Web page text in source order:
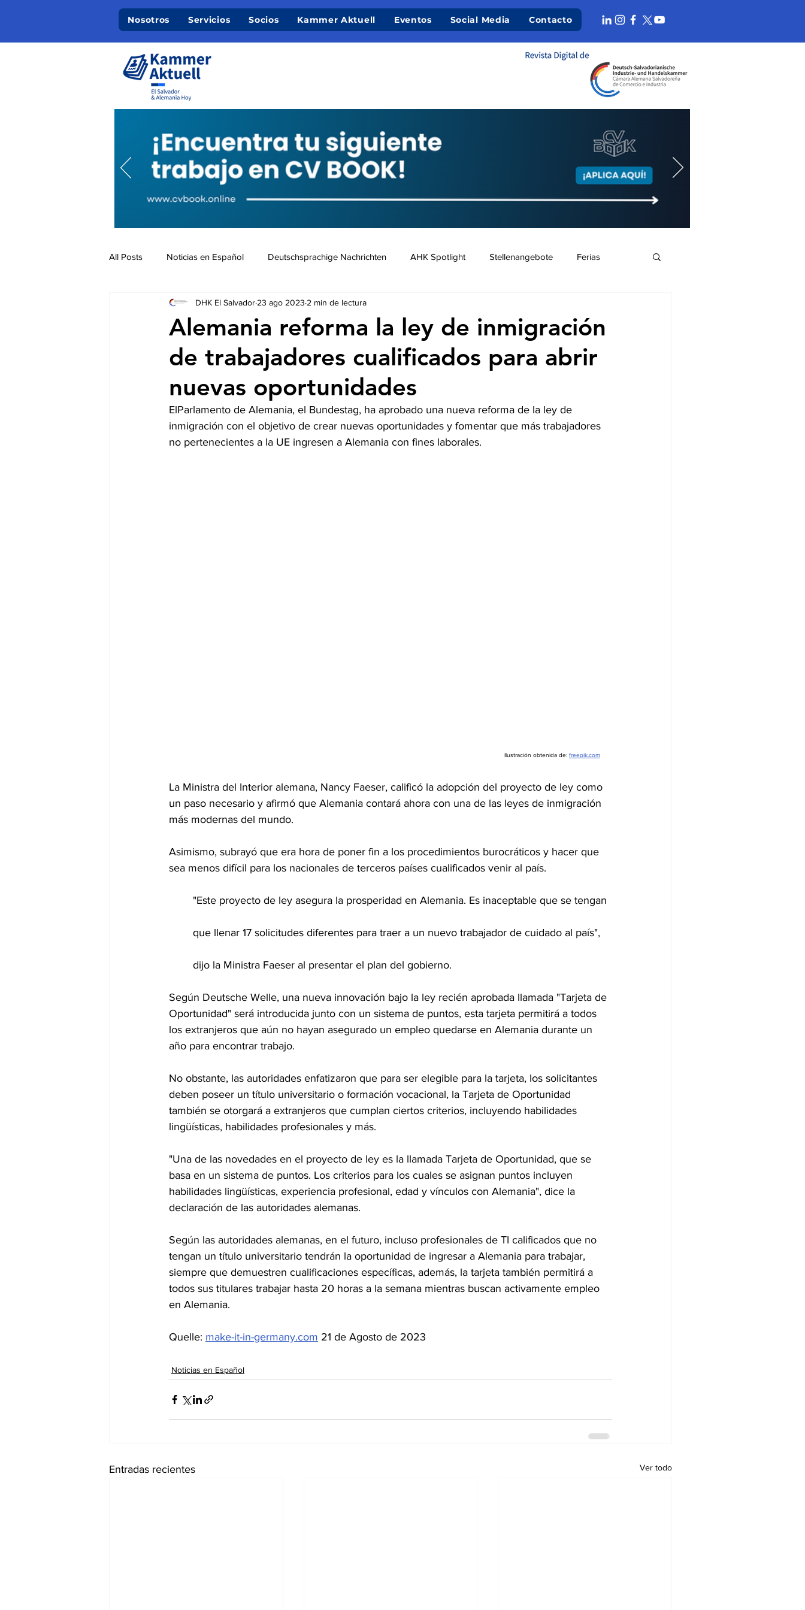
Nosotros Servicios Socios Kammer Aktuell Eventos Social Media Contacto
All Posts Noticias en Español Deutschsprachige Nachrichten AHK Spotlight Stellenangebote Ferias
Auschreibungen Ausschreibungen De nuestros Socios
Alemania reforma la ley de inmigración
de trabajadores cualificados para abrir
nuevas oportunidades
DHK El Salvador 23 ago 2023 2 min de lectura
ElParlamento de Alemania, el Bundestag, ha aprobado una nueva reforma de la ley de
inmigración con el objetivo de crear nuevas oportunidades y fomentar que más trabajadores
no pertenecientes a la UE ingresen a Alemania con fines laborales.
Ilustración obtenida de: freepik.com
La Ministra del Interior alemana, Nancy Faeser, calificó la adopción del proyecto de ley como
un paso necesario y afirmó que Alemania contará ahora con una de las leyes de inmigración
más modernas del mundo.
Asimismo, subrayó que era hora de poner fin a los procedimientos burocráticos y hacer que
sea menos difícil para los nacionales de terceros países cualificados venir al país.
	dijo la Ministra Faeser al presentar el plan del gobierno.
Según Deutsche Welle, una nueva innovación bajo la ley recién aprobada llamada "Tarjeta de
Oportunidad" será introducida junto con un sistema de puntos, esta tarjeta permitirá a todos
los extranjeros que aún no hayan asegurado un empleo quedarse en Alemania durante un
año para encontrar trabajo.
No obstante, las autoridades enfatizaron que para ser elegible para la tarjeta, los solicitantes
deben poseer un título universitario o formación vocacional, la Tarjeta de Oportunidad
también se otorgará a extranjeros que cumplan ciertos criterios, incluyendo habilidades
lingüísticas, habilidades profesionales y más.
"Una de las novedades en el proyecto de ley es la llamada Tarjeta de Oportunidad, que se
basa en un sistema de puntos. Los criterios para los cuales se asignan puntos incluyen
habilidades lingüísticas, experiencia profesional, edad y vínculos con Alemania", dice la
declaración de las autoridades alemanas.
Según las autoridades alemanas, en el futuro, incluso profesionales de TI calificados que no
tengan un título universitario tendrán la oportunidad de ingresar a Alemania para trabajar,
siempre que demuestren cualificaciones específicas, además, la tarjeta también permitirá a
todos sus titulares trabajar hasta 20 horas a la semana mientras buscan activamente empleo
en Alemania.
Quelle: make-it-in-germany.com 21 de Agosto de 2023
Noticias en Español
Entradas recientes Ver todo